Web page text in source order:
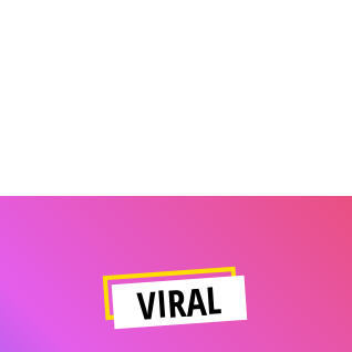
VIRAL